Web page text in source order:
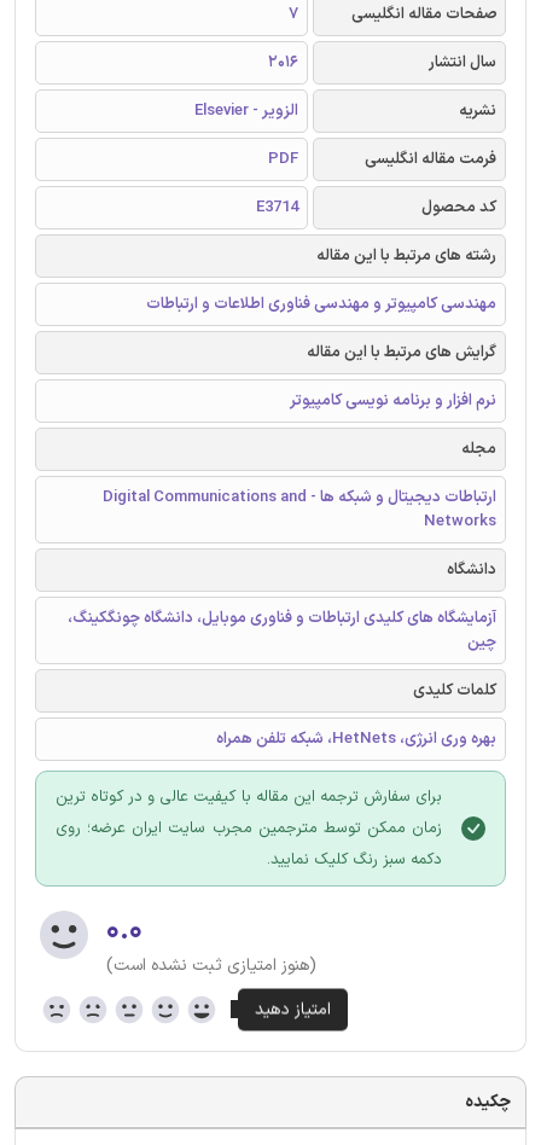
صفحات مقاله انگلیسی
7
سال انتشار
2016
نشریه
الزویر - Elsevier
فرمت مقاله انگلیسی
PDF
کد محصول
E3714
رشته های مرتبط با این مقاله
مهندسی کامپیوتر و مهندسی فناوری اطلاعات و ارتباطات
گرایش های مرتبط با این مقاله
نرم افزار و برنامه نویسی کامپیوتر
مجله
ارتباطات دیجیتال و شبکه ها - Digital Communications and
Networks
دانشگاه
آزمایشگاه های کلیدی ارتباطات و فناوری موبایل، دانشگاه چونگکینگ،
چین
کلمات کلیدی
بهره وری انرژی، HetNets، شبکه تلفن همراه
برای سفارش ترجمه این مقاله با کیفیت عالی و در کوتاه ترین
زمان ممکن توسط مترجمین مجرب سایت ایران عرضه؛ روی
دکمه سبز رنگ کلیک نمایید.
۰.۰
(هنوز امتیازی ثبت نشده است)
چکیده